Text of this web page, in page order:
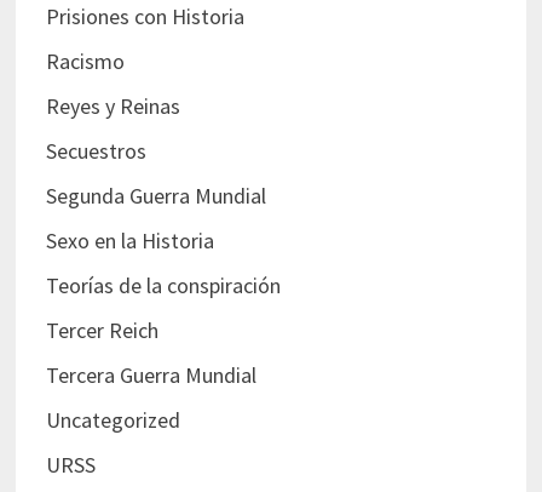
Prisiones con Historia
Racismo
Reyes y Reinas
Secuestros
Segunda Guerra Mundial
Sexo en la Historia
Teorías de la conspiración
Tercer Reich
Tercera Guerra Mundial
Uncategorized
URSS